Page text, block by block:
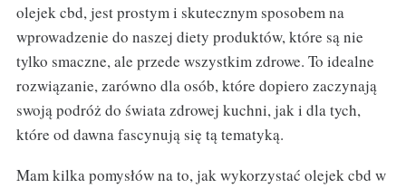
olejek cbd, jest prostym i skutecznym sposobem na
wprowadzenie do naszej diety produktów, które są nie
tylko smaczne, ale przede wszystkim zdrowe. To idealne
rozwiązanie, zarówno dla osób, które dopiero zaczynają
swoją podróż do świata zdrowej kuchni, jak i dla tych,
które od dawna fascynują się tą tematyką.
Mam kilka pomysłów na to, jak wykorzystać olejek cbd w